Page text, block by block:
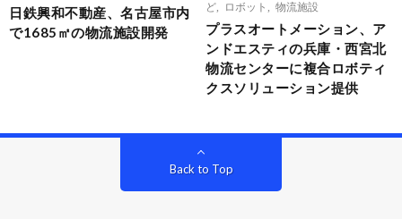
日鉄興和不動産、名古屋市内
で1685㎡の物流施設開発
ど
ロボット 物流施設
プラスオートメーション、ア
ンドエスティの兵庫・西宮北
物流センターに複合ロボティ
クスソリューション提供
Back to Top